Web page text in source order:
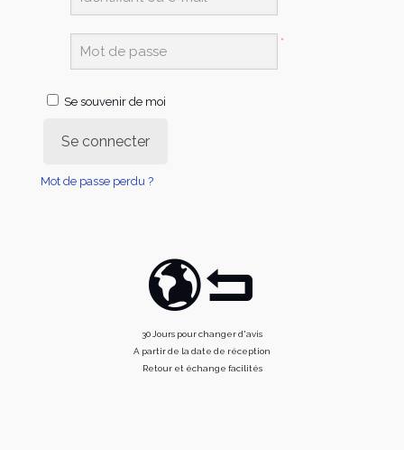
*
Se souvenir de moi
Se connecter
Mot de passe perdu ?
30 Jours pour changer d'avis
A partir de la date de réception
Retour et échange facilités